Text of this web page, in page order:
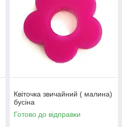
Квіточка звичайний ( малина)
бусіна
Готово до відправки